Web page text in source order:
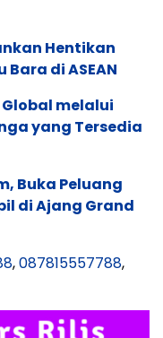
Hentikan
di ASEAN
melalui
yang Tersedia
Buka Peluang
di Ajang Grand
,087815557788,